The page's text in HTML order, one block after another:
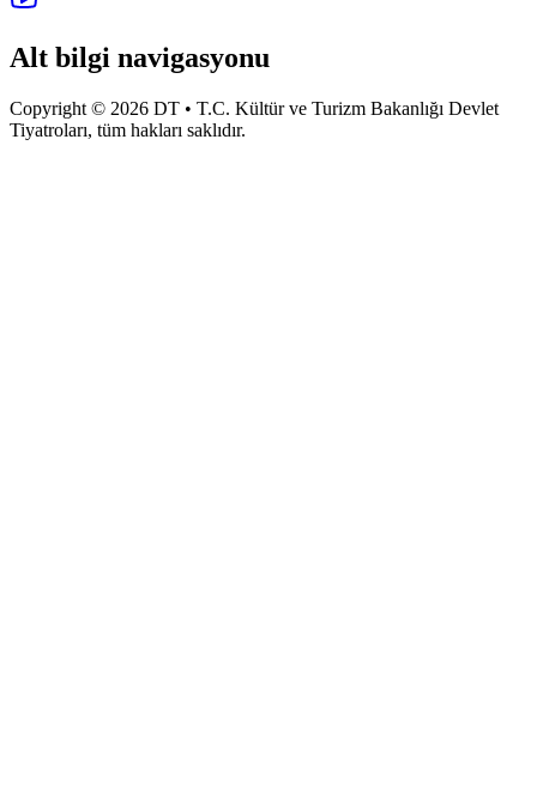
Alt bilgi navigasyonu
Copyright © 2026 DT • T.C. Kültür ve Turizm Bakanlığı Devlet
Tiyatroları, tüm hakları saklıdır.